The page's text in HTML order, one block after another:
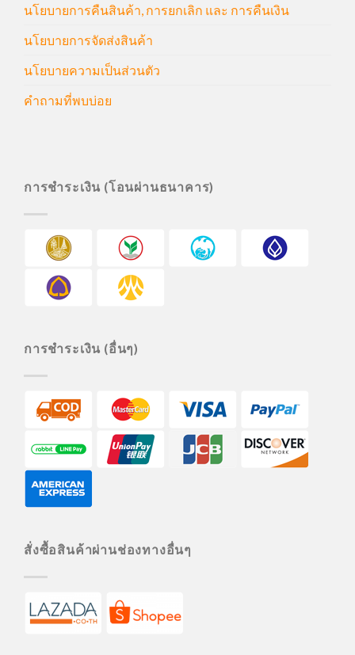
นโยบายการคืนสินค้า, การยกเลิก และ การคืนเงิน
นโยบายการจัดส่งสินค้า
นโยบายความเป็นส่วนตัว
คำถามที่พบบ่อย
การชำระเงิน (โอนผ่านธนาคาร)
การชำระเงิน (อื่นๆ)
สั่งซื้อสินค้าผ่านช่องทางอื่นๆ